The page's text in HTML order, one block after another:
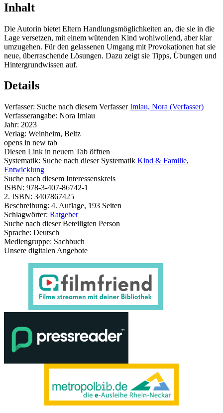
Inhalt
Die Autorin bietet Eltern Handlungsmöglichkeiten an, die sie in die
Lage versetzen, mit einem wütenden Kind wohlwollend, aber klar
umzugehen. Für den gelassenen Umgang mit Provokationen hat sie
neue, überraschende Lösungen. Dazu zeigt sie Tipps, Übungen und
Hintergrundwissen auf.
Details
Verfasser: Suche nach diesem Verfasser Imlau, Nora (Verfasser)
Verfasserangabe: Nora Imlau
Jahr: 2023
Verlag: Weinheim, Beltz
opens in new tab
Diesen Link in neuem Tab öffnen
Systematik: Suche nach dieser Systematik Kind & Familie,
Entwicklung
Suche nach diesem Interessenskreis
ISBN: 978-3-407-86742-1
2. ISBN: 3407867425
Beschreibung: 4. Auflage, 193 Seiten
Schlagwörter: Ratgeber
Suche nach dieser Beteiligten Person
Sprache: Deutsch
Mediengruppe: Sachbuch
Unsere digitalen Angebote